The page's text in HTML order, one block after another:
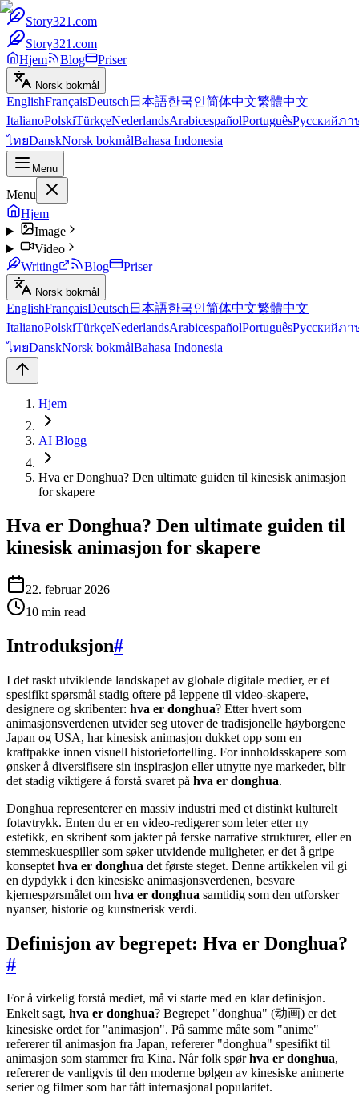
Story321.com
Story321.com
Hjem
Blog Priser
Norsk bokmål
EnglishFrançaisDeutsch 日本語한국인简体中文繁體中文
ItalianoPolskiTürkçeNederlandsArabicespañolPortuguêsРусскийภา
ไทยDanskNorsk bokmålBahasa Indonesia
Menu
Menu
Hjem
Image
Video
Writing
Blog Priser
Norsk bokmål
EnglishFrançaisDeutsch 日本語한국인简体中文繁體中文
ItalianoPolskiTürkçeNederlandsArabicespañolPortuguêsРусскийภา
ไทยDanskNorsk bokmålBahasa Indonesia
Hjem
AI Blogg
Hva er Donghua? Den ultimate guiden til kinesisk animasjon
for skapere
Hva er Donghua? Den ultimate guiden til
kinesisk animasjon for skapere
22. februar 2026
10 min read
Introduksjon#
I det raskt utviklende landskapet av globale digitale medier, er et
spesifikt spørsmål stadig oftere på leppene til video-skapere,
designere og skribenter: hva er donghua? Etter hvert som
animasjonsverdenen utvider seg utover de tradisjonelle høyborgene
Japan og USA, har kinesisk animasjon dukket opp som en
kraftpakke innen visuell historiefortelling. For innholdsskapere som
ønsker å diversifisere sin inspirasjon eller utnytte nye markeder, blir
det stadig viktigere å forstå svaret på hva er donghua.
Donghua representerer en massiv industri med et distinkt kulturelt
fotavtrykk. Enten du er en video-redigerer som leter etter ny
estetikk, en skribent som jakter på ferske narrative strukturer, eller en
stemmeskuespiller som søker utvidende muligheter, er det å gripe
konseptet hva er donghua det første steget. Denne artikkelen vil gi
en dypdykk i den kinesiske animasjonsverdenen, besvare
kjernespørsmålet om hva er donghua samtidig som den utforsker
nyanser, historie og kunstnerisk verdi.
Definisjon av begrepet: Hva er Donghua?
#
For å virkelig forstå mediet, må vi starte med en klar definisjon.
Enkelt sagt, hva er donghua? Begrepet "donghua" (动画) er det
kinesiske ordet for "animasjon". På samme måte som "anime"
refererer til animasjon fra Japan, refererer "donghua" spesifikt til
animasjon som stammer fra Kina. Når folk spørhva er donghua,
refererer de vanligvis til den moderne bølgen av kinesiske animerte
serier og filmer som har fått internasjonal popularitet.